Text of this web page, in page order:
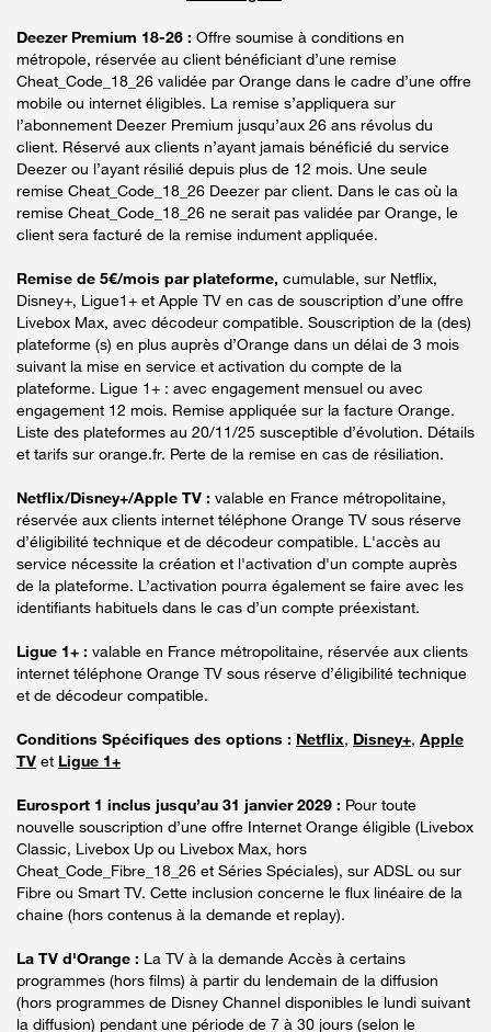
Deezer Premium 18-26 : Offre soumise à conditions en
métropole, réservée au client bénéficiant d’une remise
Cheat_Code_18_26 validée par Orange dans le cadre d’une offre
mobile ou internet éligibles. La remise s’appliquera sur
l’abonnement Deezer Premium jusqu’aux 26 ans révolus du
client. Réservé aux clients n’ayant jamais bénéficié du service
Deezer ou l’ayant résilié depuis plus de 12 mois. Une seule
remise Cheat_Code_18_26 Deezer par client. Dans le cas où la
remise Cheat_Code_18_26 ne serait pas validée par Orange, le
client sera facturé de la remise indument appliquée.
Remise de 5€/mois par plateforme, cumulable, sur Netflix,
Disney+, Ligue1+ et Apple TV en cas de souscription d’une offre
Livebox Max, avec décodeur compatible. Souscription de la (des)
plateforme (s) en plus auprès d’Orange dans un délai de 3 mois
suivant la mise en service et activation du compte de la
plateforme. Ligue 1+ : avec engagement mensuel ou avec
engagement 12 mois. Remise appliquée sur la facture Orange.
Liste des plateformes au 20/11/25 susceptible d’évolution. Détails
et tarifs sur orange.fr. Perte de la remise en cas de résiliation.
Netflix/Disney+/Apple TV : valable en France métropolitaine,
réservée aux clients internet téléphone Orange TV sous réserve
d’éligibilité technique et de décodeur compatible. L'accès au
service nécessite la création et l'activation d'un compte auprès
de la plateforme. L’activation pourra également se faire avec les
identifiants habituels dans le cas d’un compte préexistant.
Ligue 1+ : valable en France métropolitaine, réservée aux clients
internet téléphone Orange TV sous réserve d’éligibilité technique
et de décodeur compatible.
Conditions Spécifiques des options : Netflix, Disney+, Apple
TV et Ligue 1+
Eurosport 1 inclus jusqu’au 31 janvier 2029 : Pour toute
nouvelle souscription d’une offre Internet Orange éligible (Livebox
Classic, Livebox Up ou Livebox Max, hors
Cheat_Code_Fibre_18_26 et Séries Spéciales), sur ADSL ou sur
Fibre ou Smart TV. Cette inclusion concerne le flux linéaire de la
chaine (hors contenus à la demande et replay).
La TV d'Orange : La TV à la demande Accès à certains
programmes (hors films) à partir du lendemain de la diffusion
(hors programmes de Disney Channel disponibles le lundi suivant
la diffusion) pendant une période de 7 à 30 jours (selon le